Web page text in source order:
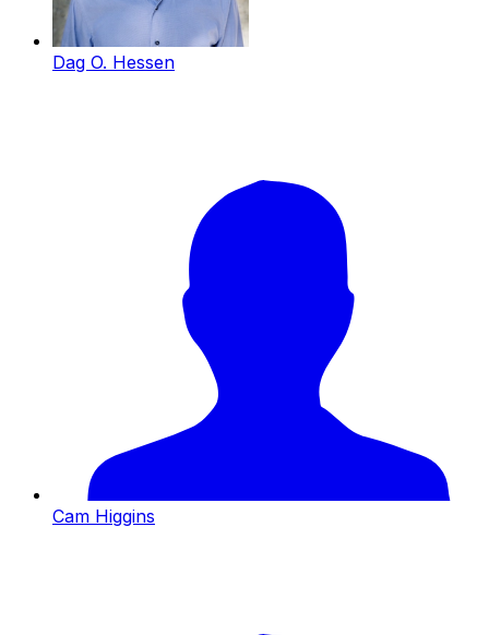
Dag O. Hessen
Cam Higgins